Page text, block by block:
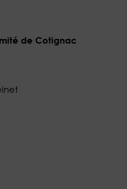
de Cotignac